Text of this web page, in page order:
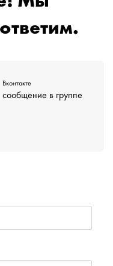
Вконтакте
сообщение в группе